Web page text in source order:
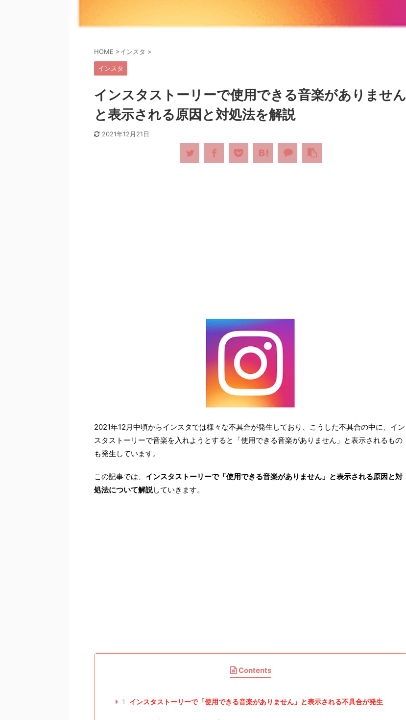
HOME >インスタ >
インスタ
インスタストーリーで使用できる音楽がありません
と表示される原因と対処法を解説
2021年12月21日
2021年12月中頃からインスタでは様々な不具合が発生しており、こうした不具合の中に、イン
スタストーリーで音楽を入れようとすると「使用できる音楽がありません」と表示されるもの
も発生しています。
この記事では、 インスタストーリーで「使用できる音楽がありません」と表示される原因と対
処法について解説していきます。
Contents
1 インスタストーリーで「使用できる音楽がありません」と表示される不具合が発生